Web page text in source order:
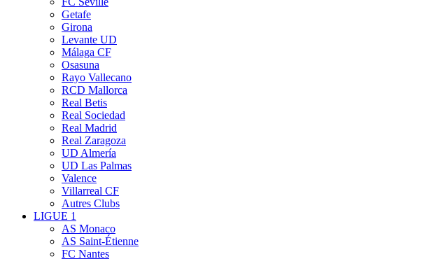
Getafe
Girona
Levante UD
Málaga CF
Osasuna
Rayo Vallecano
RCD Mallorca
Real Betis
Real Sociedad
Real Madrid
Real Zaragoza
UD Almería
UD Las Palmas
Valence
Villarreal CF
Autres Clubs
LIGUE 1
AS Monaco
AS Saint-Étienne
FC Nantes